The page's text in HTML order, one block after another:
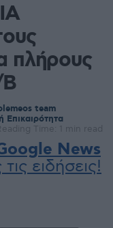
πλήρους
team
Επικαιρότητα
Time: 1 min read
News
ειδήσεις!